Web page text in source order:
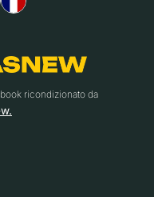
ricondizionato da